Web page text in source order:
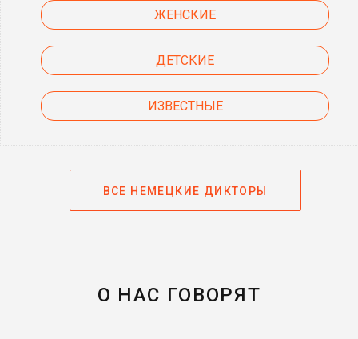
ЖЕНСКИЕ
ДЕТСКИЕ
ИЗВЕСТНЫЕ
ВСЕ НЕМЕЦКИЕ ДИКТОРЫ
О НАС ГОВОРЯТ